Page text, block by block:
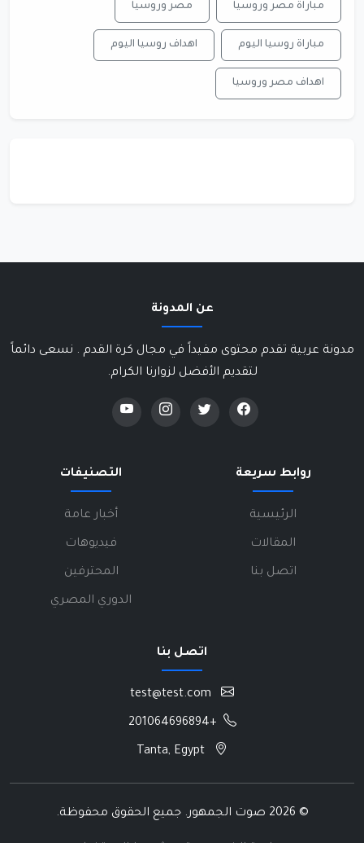
مباراة مصر وروسيا مصر وروسيا
مباراة روسيا اليوم اهداف روسيا اليوم
اهداف مصر وروسيا
عن المدونة
مدونة عربية تقدم محتوى مفيداً في مجال كرة القدم . نسعى دائماً
لتقديم الأفضل لزوارنا الكرام.
روابط سريعة
الرئيسية
المقالات
اتصل بنا
التصنيفات
أخبار عامة
فيديوهات
المحترفين
الدوري المصري
اتصل بنا
+201064696894
© 2026 صوت الجمهور. جميع الحقوق محفوظة.